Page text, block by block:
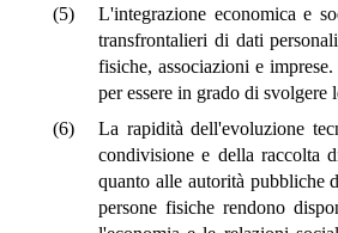
(5)
L'integrazione economica e
transfrontalieri di dati
fisiche, associazioni e
per essere in grado di
(6)
La rapidità dell'evoluzione
condivisione e della raccolta
quanto alle autorità pubbliche
persone fisiche rendono